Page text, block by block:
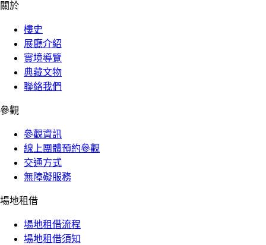
關於
樓史
展廳介紹
實境導覽
典藏文物
聯絡我們
參觀
參觀資訊
線上團體預約參觀
交通方式
無障礙服務
場地租借
場地租借流程
場地租借須知